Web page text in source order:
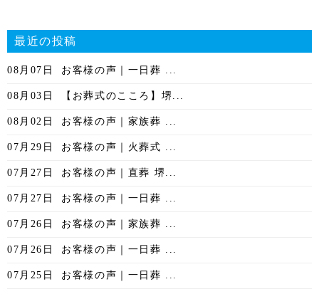
最近の投稿
08月07日 お客様の声｜一日葬 ...
08月03日 【お葬式のこころ】堺...
08月02日 お客様の声｜家族葬 ...
07月29日 お客様の声｜火葬式 ...
07月27日 お客様の声｜直葬 堺...
07月27日 お客様の声｜一日葬 ...
07月26日 お客様の声｜家族葬 ...
07月26日 お客様の声｜一日葬 ...
07月25日 お客様の声｜一日葬 ...